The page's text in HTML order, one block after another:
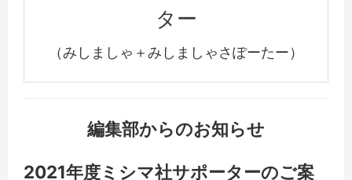
ター
（みしましゃ＋みしましゃさぽーたー）
編集部からのお知らせ
2021年度ミシマ社サポーターのご案